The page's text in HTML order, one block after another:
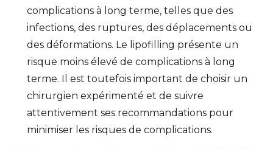
complications à long terme, telles que des
infections, des ruptures, des déplacements ou
des déformations. Le lipofilling présente un
risque moins élevé de complications à long
terme. Il est toutefois important de choisir un
chirurgien expérimenté et de suivre
attentivement ses recommandations pour
minimiser les risques de complications.